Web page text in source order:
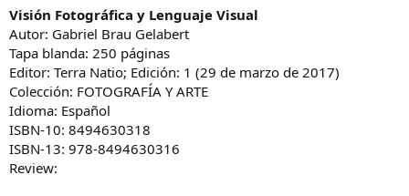
Visión Fotográfica y Lenguaje Visual
Autor: Gabriel Brau Gelabert
Tapa blanda: 250 páginas
Editor: Terra Natio; Edición: 1 (29 de marzo de 2017)
Colección: FOTOGRAFÍA Y ARTE
Idioma: Español
ISBN-10: 8494630318
ISBN-13: 978-8494630316
Review: